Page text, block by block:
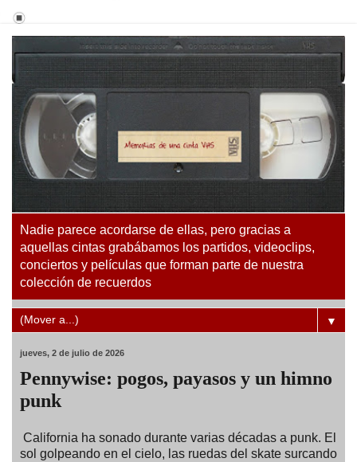
Nadie parece acordarse de ellas, pero gracias a
aquellas cintas grabábamos los partidos, videoclips,
conciertos y películas que forman parte de nuestra
colección de recuerdos
▼
jueves, 2 de julio de 2026
Pennywise: pogos, payasos y un himno
punk
California ha sonado durante varias décadas a punk. El
sol golpeando en el cielo, las ruedas del skate surcando